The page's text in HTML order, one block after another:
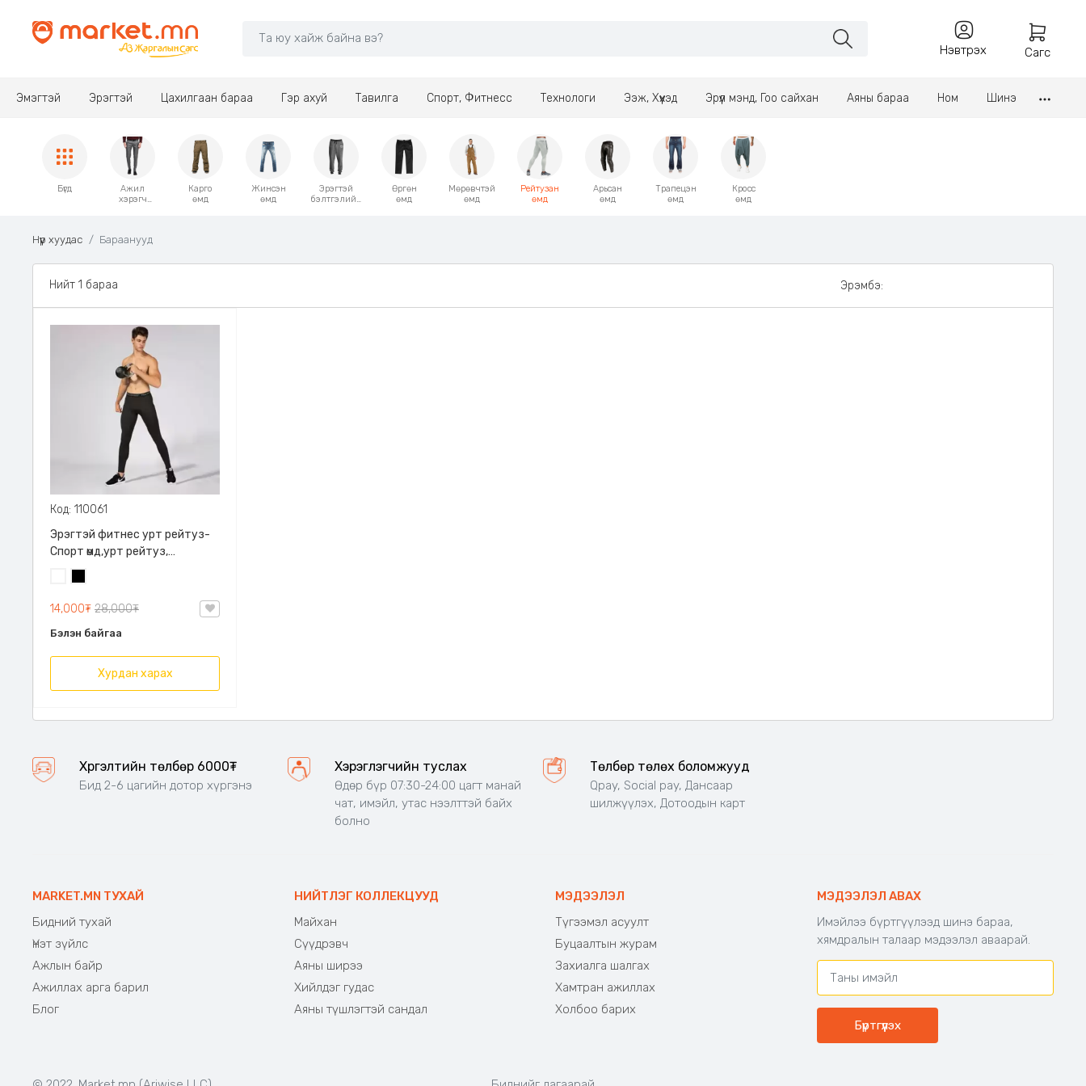
Нэвтрэх Сагс
Эмэгтэй Эрэгтэй Цахилгаан бараа Гэр ахуй Тавилга Спорт, Фитнесс Технологи Ээж, Хүүхэд Эрүүл мэнд, Гоо сайхан Аяны бараа Ном Шинэ
Бүгд
Ажил
хэрэгч
Карго
өмд
Жинсэн
өмд
Эрэгтэй
бэлтгэлийн
Өргөн
өмд
Мөрөвчтэй
өмд
Рейтузан
өмд
Арьсан
өмд
Трапецэн
өмд
Кросс
өмд
Нүүр хуудас Бараанууд
Нийт 1 бараа Эрэмбэ:
Код: 110061
Эрэгтэй фитнес урт рейтуз-
Спорт өмд,урт рейтуз,
дасгалын өмд,бэлтгэлийн
хувцас амьсгалдаг
материалтай хөлсийг хурдан
рейтуз
14,000₮ 28,000₮
Бэлэн байгаа
Хурдан харах
Хүргэлтийн төлбөр 6000₮
Бид 2-6 цагийн дотор хүргэнэ
Хэрэглэгчийн туслах
Өдөр бүр 07:30-24:00 цагт манай
чат, имэйл, утас нээлттэй байх
болно
Төлбөр төлөх боломжууд
Qpay, Social pay, Дансаар
шилжүүлэх, Дотоодын карт
MARKET.MN ТУХАЙ
Бидний тухай
Үнэт зүйлс
Ажлын байр
Ажиллах арга барил
Блог
НИЙТЛЭГ КОЛЛЕКЦУУД
Майхан
Сүүдрэвч
Аяны ширээ
Хийлдэг гудас
Аяны түшлэгтэй сандал
МЭДЭЭЛЭЛ
Түгээмэл асуулт
Буцаалтын журам
Захиалга шалгах
Хамтран ажиллах
Холбоо барих
МЭДЭЭЛЭЛ АВАХ
Имэйлээ бүртгүүлээд шинэ бараа,
хямдралын талаар мэдээлэл аваарай.
Бүртгүүлэх